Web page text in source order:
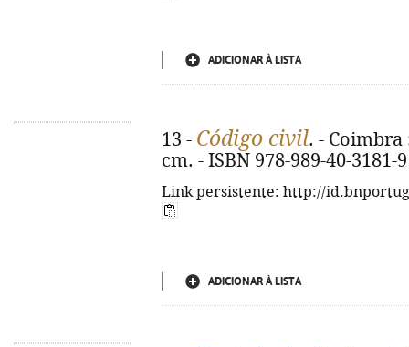
ADICIONAR À LISTA
13 - Código civil. - Coimbra
cm. - ISBN 978-989-40-3181-9
Link persistente: http://
ADICIONAR À LISTA